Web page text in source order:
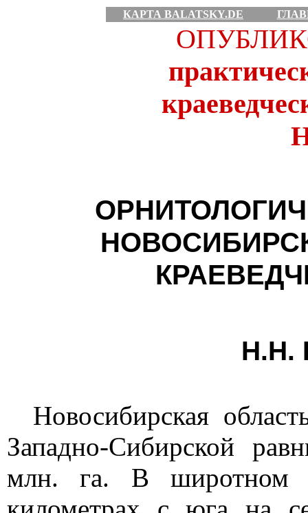
КАРТА BALATSKY.DE
Н.Н.
Новосибирская
Западно-Сибирской
млн. га. В широтном